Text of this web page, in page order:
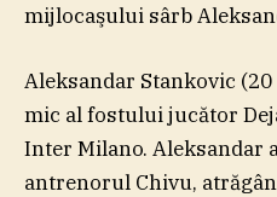
mijlocaşului sârb
Aleksandar Stankovic
mic al fostului jucător
Inter Milano. Aleksandar
antrenorul Chivu,